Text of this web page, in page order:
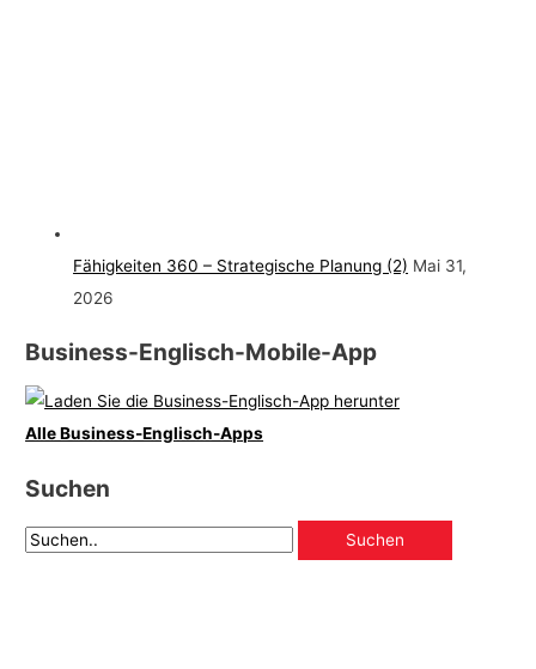
Fähigkeiten 360 – Strategische Planung (2) Mai 31,
2026
Business-Englisch-Mobile-App
Alle Business-Englisch-Apps
Suchen